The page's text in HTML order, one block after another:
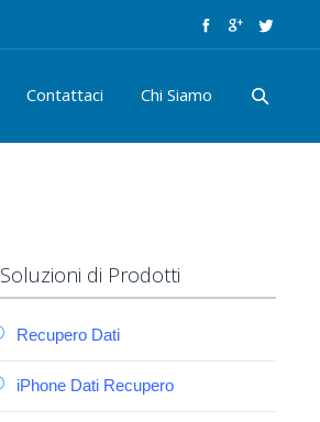
Contattaci Chi Siamo
Soluzioni di Prodotti
Recupero Dati
iPhone Dati Recupero